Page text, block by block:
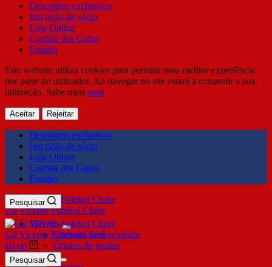
Descontos exclusivos
Inscrição de sócio
Loja Online
Corrida dos Galos
Estádio
Este website utiliza cookies para permitir uma melhor experiência
por parte do utilizador. Ao navegar no site estará a consentir a sua
utilização. Sabe mais aqui.
Aceitar Rejeitar
Descontos exclusivos
Inscrição de sócio
Loja Online
Corrida dos Galos
Estádio
Gil Vicente Futebol Clube
Pesquisar
SDUQ
Contrato de Sociedade
Órgãos de gestão
Clube
Gil Vicente Futebol Clube
€0,00
Pesquisar